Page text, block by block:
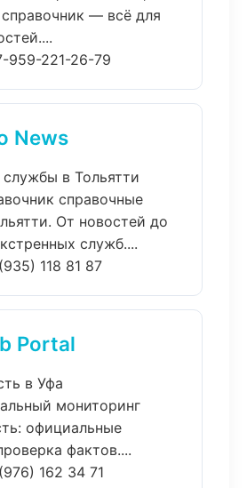
— всё для
959-221-26-79
News
в Тольятти
справочные
От новостей до
служб....
118 81 87
Portal
в Уфа
мониторинг
официальные
фактов....
162 34 71